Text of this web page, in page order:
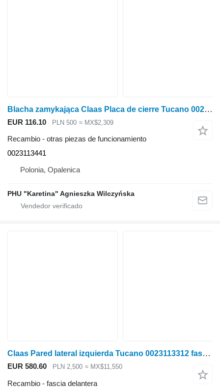
Blacha zamykająca Claas Placa de cierre Tucano 0023113441 para Claas Tucano cosechadora de cereales
EUR 116.10 PLN 500 ≈ MX$2,309
Recambio - otras piezas de funcionamiento
0023113441
Polonia, Opalenica
PHU "Karetina" Agnieszka Wilczyńska
Claas Pared lateral izquierda Tucano 0023113312 fascia delantera para Claas Tucano cosechadora de cereales
EUR 580.60 PLN 2,500 ≈ MX$11,550
Recambio - fascia delantera